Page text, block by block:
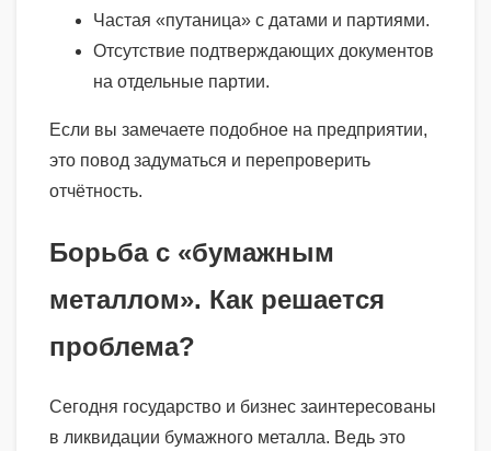
Частая «путаница» с датами и партиями.
Отсутствие подтверждающих документов
на отдельные партии.
Если вы замечаете подобное на предприятии,
это повод задуматься и перепроверить
отчётность.
Борьба с «бумажным
металлом». Как решается
проблема?
Сегодня государство и бизнес заинтересованы
в ликвидации бумажного металла. Ведь это